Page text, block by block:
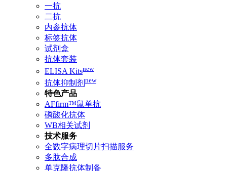
一抗
二抗
内参抗体
标签抗体
试剂盒
抗体套装
ELISA Kitsnew
抗体抑制剂 new
特色产品
AFfirm™鼠单抗
磷酸化抗体
WB相关试剂
技术服务
全数字病理切片扫描服务
多肽合成
单克隆抗体制备